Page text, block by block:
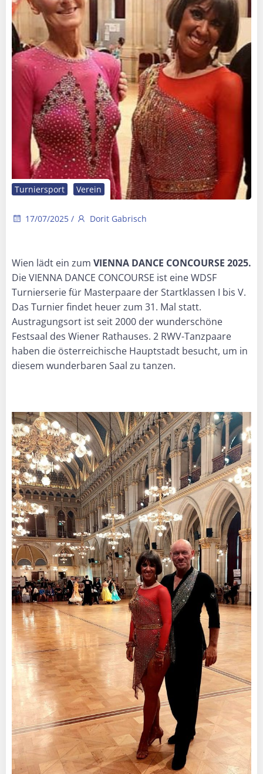
Turniersport Verein
17/07/2025 / Dorit Gabrisch
Wien lädt ein zum VIENNA DANCE CONCOURSE 2025.
Die VIENNA DANCE CONCOURSE ist eine WDSF
Turnierserie für Masterpaare der Startklassen I bis V.
Das Turnier findet heuer zum 31. Mal statt.
Austragungsort ist seit 2000 der wunderschöne
Festsaal des Wiener Rathauses. 2 RWV-Tanzpaare
haben die österreichische Hauptstadt besucht, um in
diesem wunderbaren Saal zu tanzen.